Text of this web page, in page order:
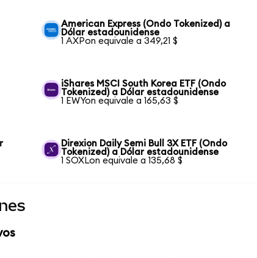
American Express (Ondo Tokenized) a
Dólar estadounidense
1 AXPon equivale a 349,21 $
iShares MSCI South Korea ETF (Ondo
Tokenized) a Dólar estadounidense
1 EWYon equivale a 165,63 $
Direxion Daily Semi Bull 3X ETF (Ondo
Tokenized) a Dólar estadounidense
1 SOXLon equivale a 135,68 $